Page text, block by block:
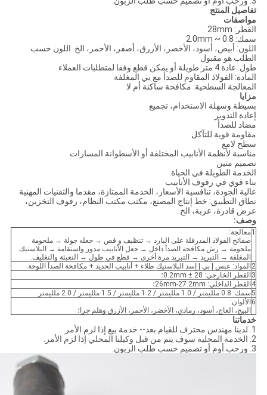
تفاصيل المنتج
مواصفات
القطر: 28mm
سمك: 0.8 ~ 2.0mm
اللون: أبيض، أسود، الأخضر، الأزرق، أصفر، الأحمر، الخ. اللون حسب
الطلب هو مقبول
طول: عادة 4 متر طويلة أو يمكن قطع وفقا لمتطلبات العملاء
المادة: الفولاذ المقاوم للصدأ مع بي المغلفة
المعالجة السطحية: مكافحة ساكنة أم لا
مزايا
بسيطة وسهلة الاستخدام، تجميع
إعادة التدوير
مضاد للصدأ
مقاومة قوية للتآكل
سطح لامع
مناسبة لأنظمة الأنابيب المختلفة أو الأسطوانة المسارات
تصميم متين
الخدمة الطويلة في الحياة
بناء قوي في رفوف الأنابيب
عالية الجودة، تنافسية الأسعار، الخدمة الممتازة، مقدما والتقنيات المهنية
نطاق التطبيق: خط إنتاج المصنع، مكتب مكتب النظام، رفوف التخزين،
عرض قادرة، عربة، الخ.
وصف:
1معالجة:
صفائح الفولاذ المدرفلة على البارد → تنظيف و قص → جعله جولة → ملحومة
ملحومة → رش مكافحة الصدأ داخل → جعل الأنابيب مدور واستقامة → البلاستيك
المغلفة → التبريد → التبريد مرة أخرى → قطع في طول → التعبئة والتغليف.
2 المواد: عبس | بي | إسد البلاستيك طلاء + أنابيب الحديد + مكافحة الصدأ اللوحة.
3 القطر الخارجي: 28 ± 0.2mm؛
4 القطر الداخلي: 26mm-27.2mm؛
5سمك: 0.8 ملليمتر / 1.0 ملليمتر / 1.2 ملليمتر / 1.5 ملليمتر / 2.0 ملليمتر.
6 الألوان:
البيج، العاج، أسود، رمادي، الأخضر، الأحمر، الأزرق وهلم جرا؛
خدماتنا
1. لدينا مهندس محترف للقيام بعد-- خدمة بيع إذا لزم الأمر.
2. الخدمة المحلية سوف يتم من قبل وكيلنا المحلي إذا لزم الأمر.
3. ورحب أوم أو تصميم حسب طلب الزبون.